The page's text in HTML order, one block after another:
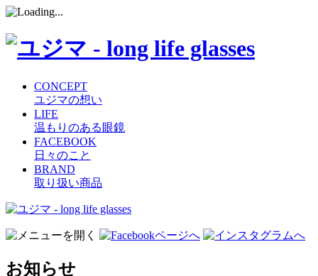
CONCEPT
ユジマの想い
LIFE
温もりのある眼鏡
FACEBOOK
日々のこと
BRAND
取り扱い商品
コ
テ
ツ
お知らせ